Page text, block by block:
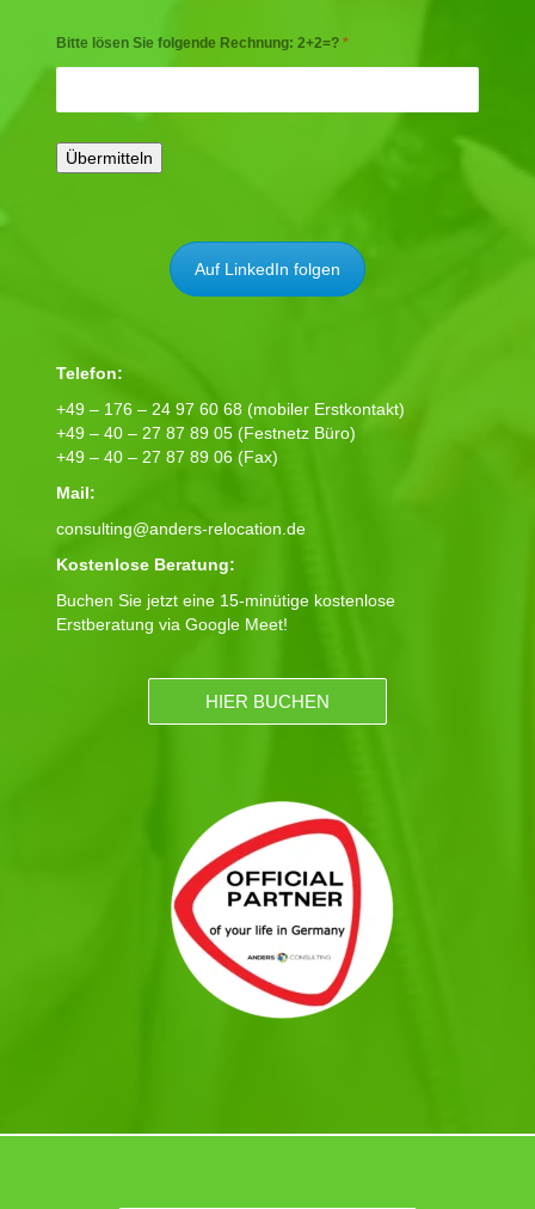
Bitte lösen Sie folgende Rechnung: 2+2=? *
Auf LinkedIn folgen
Telefon:
+49 – 176 – 24 97 60 68 (mobiler Erstkontakt)
+49 – 40 – 27 87 89 05 (Festnetz Büro)
+49 – 40 – 27 87 89 06 (Fax)
Mail:
consulting@anders-relocation.de
Kostenlose Beratung:
Buchen Sie jetzt eine 15-minütige kostenlose
Erstberatung via Google Meet!
HIER BUCHEN